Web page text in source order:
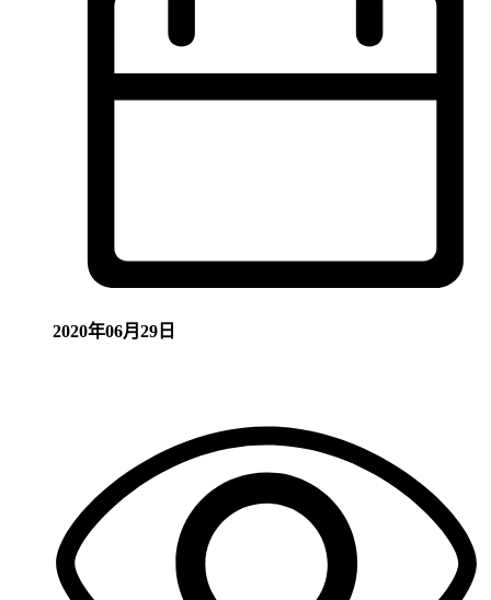
2020年06月29日